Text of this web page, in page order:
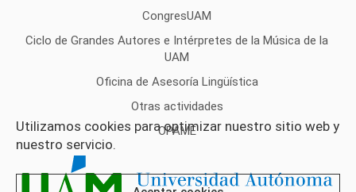
Utilizamos cookies para optimizar nuestro sitio web y
nuestro servicio.
CongresUAM
Ciclo de Grandes Autores e Intérpretes de la Música de la
UAM
Oficina de Asesoría Lingüística
Otras actividades
OPAME